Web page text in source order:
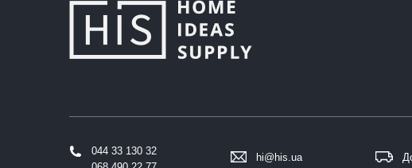
044 33 130 32
hi@his.ua